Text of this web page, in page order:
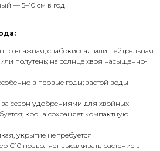
— 5–10 см в год
влажная, слабокислая или нейтральная
полутень; на солнце хвоя насыщенно-
в первые годы; застой воды
за сезон удобрениями для хвойных
крона сохраняет компактную
укрытие не требуется
С10 позволяет высаживать растение в